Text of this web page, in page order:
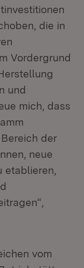
die in
Vordergrund
und
mich, dass
der
neue
vom